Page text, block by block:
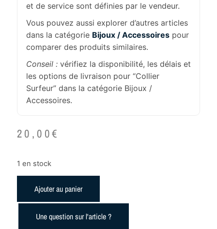
et de service sont définies par le vendeur.
Vous pouvez aussi explorer d’autres articles
dans la catégorie Bijoux / Accessoires pour
comparer des produits similaires.
Conseil : vérifiez la disponibilité, les délais et
les options de livraison pour “Collier
Surfeur” dans la catégorie Bijoux /
Accessoires.
20,00€
1 en stock
Ajouter au panier
Une question sur l'article ?